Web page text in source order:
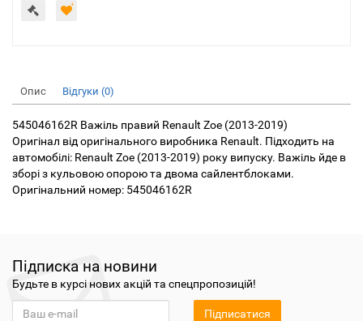
Опис Відгуки (0)
545046162R Важіль правий Renault Zoe (2013-2019)
Оригінал від оригінального виробника Renault. Підходить на
автомобілі: Renault Zoe (2013-2019) року випуску. Важіль йде в
зборі з кульовою опорою та двома сайлентблоками.
Оригінальний номер: 545046162R
Підписка на новини
Будьте в курсі нових акцій та спецпропозицій!
Підписатися